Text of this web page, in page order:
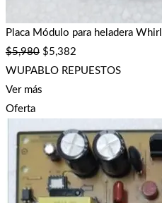
Placa Módulo para heladera
$5,980 $5,382
WUPABLO REPUESTOS
Ver más
Oferta